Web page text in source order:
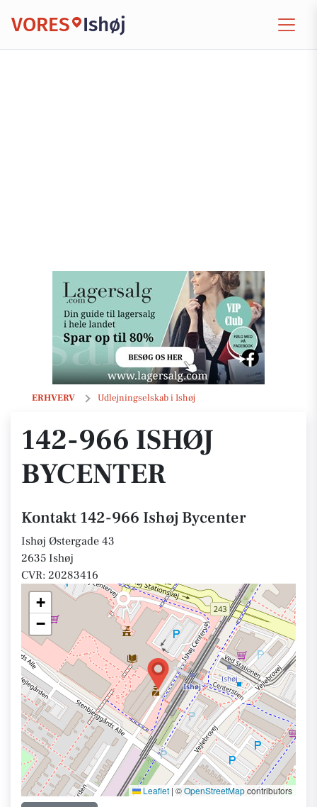
VORES Ishøj
ERHVERV Udlejningselskab i Ishøj
142-966 Ishøj Bycenter
142-966 ISHØJ
BYCENTER
Kontakt 142-966 Ishøj Bycenter
Ishøj Østergade 43
2635 Ishøj
CVR: 20283416
+
−
Leaflet | ©OpenStreetMapcontributors